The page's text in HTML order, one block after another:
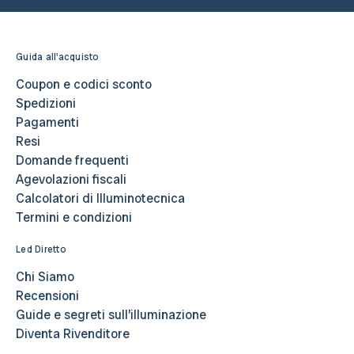
Guida all'acquisto
Coupon e codici sconto
Spedizioni
Pagamenti
Resi
Domande frequenti
Agevolazioni fiscali
Calcolatori di Illuminotecnica
Termini e condizioni
Led Diretto
Chi Siamo
Recensioni
Guide e segreti sull’illuminazione
Diventa Rivenditore